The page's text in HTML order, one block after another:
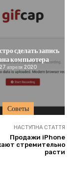
Советы
сделать запись
компьютера
27 апреля 2020
НАСТУПНА СТАТТЯ
Продажи iPhone
стремительно
расти